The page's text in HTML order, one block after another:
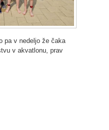
pa v nedeljo že čaka
v akvatlonu, prav